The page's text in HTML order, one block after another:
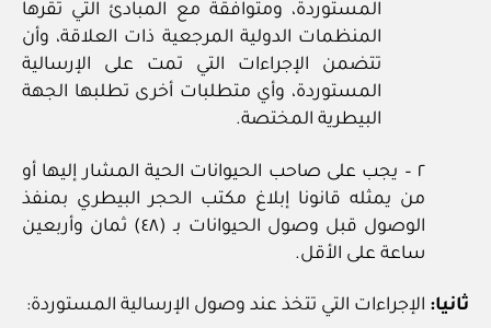
المستوردة، ومتوافقة مع المبادئ التي تقرها
المنظمات الدولية المرجعية ذات العلاقة، وأن
تتضمن الإجراءات التي تمت على الإرسالية
المستوردة، وأي متطلبات أخرى تطلبها الجهة
البيطرية المختصة.
٢ – يجب على صاحب الحيوانات الحية المشار إليها أو
من يمثله قانونا إبلاغ مكتب الحجر البيطري بمنفذ
الوصول قبل وصول الحيوانات بـ (٤٨) ثمان وأربعين
ساعة على الأقل.
ثانيا: الإجراءات التي تتخذ عند وصول الإرسالية المستوردة: